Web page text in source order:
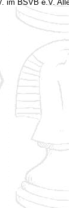
im BSVB e.V.